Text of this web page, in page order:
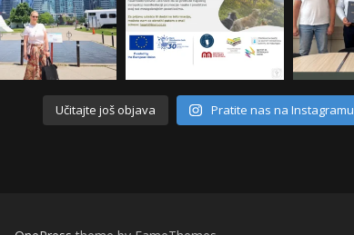
Učitajte još objava Pratite nas na Instagramu